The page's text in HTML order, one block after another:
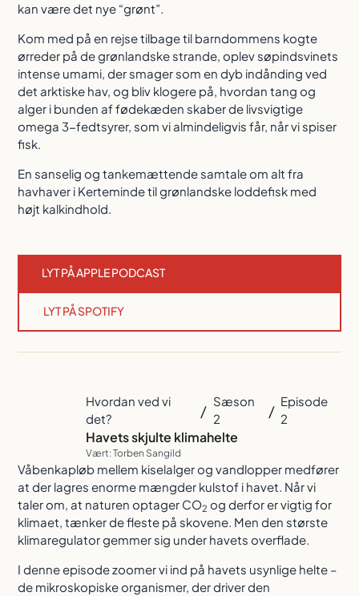
kan være det nye “grønt”.
Kom med på en rejse tilbage til barndommens kogte
ørreder på de grønlandske strande, oplev søpindsvinets
intense umami, der smager som en dyb indånding ved
det arktiske hav, og bliv klogere på, hvordan tang og
alger i bunden af fødekæden skaber de livsvigtige
omega 3-fedtsyrer, som vi almindeligvis får, når vi spiser
fisk.
En sanselig og tankemættende samtale om alt fra
havhaver i Kerteminde til grønlandske loddefisk med
højt kalkindhold.
LYT PÅ APPLE PODCAST
LYT PÅ SPOTIFY
Hvordan ved vi
det?
/ Sæson
2
/ Episode
2
Havets skjulte klimahelte
Vært: Torben Sangild
Våbenkapløb mellem kiselalger og vandlopper medfører
at der lagres enorme mængder kulstof i havet. Når vi
taler om, at naturen optager CO2 og derfor er vigtig for
klimaet, tænker de fleste på skovene. Men den største
klimaregulator gemmer sig under havets overflade.
I denne episode zoomer vi ind på havets usynlige helte –
de mikroskopiske organismer, der driver den